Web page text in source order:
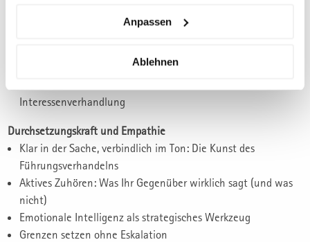
Anpassen
Ablehnen
Strategische Verhandlungsführung
Machtspiele erkennen und souverän kontern
Interessenverhandlung
Durchsetzungskraft und Empathie
Klar in der Sache, verbindlich im Ton: Die Kunst des
Führungsverhandelns
Aktives Zuhören: Was Ihr Gegenüber wirklich sagt (und was
nicht)
Emotionale Intelligenz als strategisches Werkzeug
Grenzen setzen ohne Eskalation